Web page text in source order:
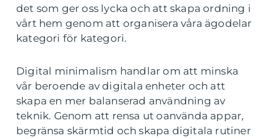
det som ger oss lycka och att skapa ordning i
vårt hem genom att organisera våra ägodelar
kategori för kategori.
Digital minimalism handlar om att minska
vår beroende av digitala enheter och att
skapa en mer balanserad användning av
teknik. Genom att rensa ut oanvända appar,
begränsa skärmtid och skapa digitala rutiner